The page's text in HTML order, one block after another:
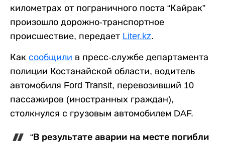
километрах от пограничного поста “Кайрак”
произошло дорожно-транспортное
происшествие, передает Liter.kz.
Как сообщили в пресс-службе департамента
полиции Костанайской области, водитель
автомобиля Ford Transit, перевозивший 10
пассажиров (иностранных граждан),
столкнулся с грузовым автомобилем DAF.
“В результате аварии на месте погибли